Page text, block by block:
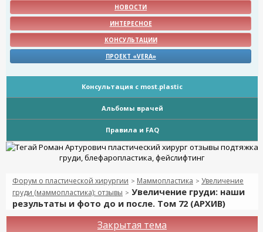
НОВОСТИ
ИНТЕРЕСНОЕ
КОНСУЛЬТАЦИИ
ПРОЕКТ «VERA»
Консультация с most.plastic
Альбомы врачей
Правила и FAQ
Форум о пластической хирургии > Маммопластика > Увеличение
груди (маммопластика): отзывы > Увеличение груди: наши
результаты и фото до и после. Том 72 (АРХИВ)
Закрытая тема